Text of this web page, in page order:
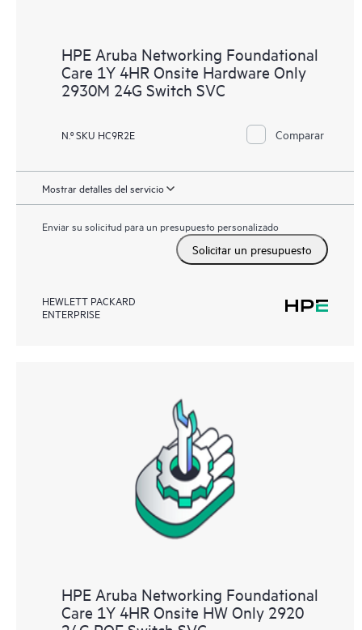
HPE Aruba Networking Foundational
Care 1Y 4HR Onsite Hardware Only
2930M 24G Switch SVC
N.º SKU HC9R2E Comparar
Mostrar detalles del servicio
Enviar su solicitud para un presupuesto personalizado
Solicitar un presupuesto
HEWLETT PACKARD
ENTERPRISE
HPE Aruba Networking Foundational
Care 1Y 4HR Onsite HW Only 2920